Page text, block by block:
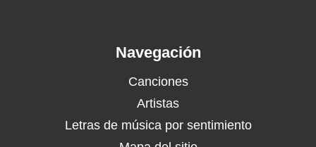
Navegación
Canciones
Artistas
Letras de música por sentimiento